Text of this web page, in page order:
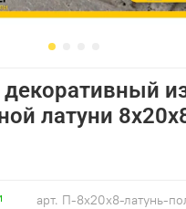
арт. П-8х20х8-латунь-
латуни